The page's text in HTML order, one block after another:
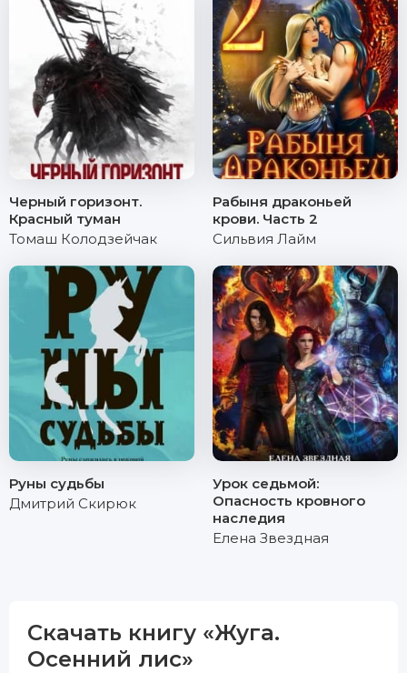
Черный горизонт.
Красный туман
Томаш Колодзейчак
Рабыня драконьей
крови. Часть 2
Сильвия Лайм
Руны судьбы
Дмитрий Скирюк
Урок седьмой:
Опасность кровного
наследия
Елена Звездная
Скачать книгу «Жуга.
Осенний лис»